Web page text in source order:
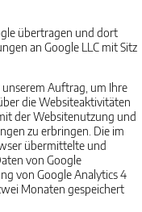
übertragen und dort
an Google LLC mit Sitz
Auftrag, um Ihre
die Websiteaktivitäten
der Websitenutzung und
zu erbringen. Die im
übermittelte und
von Google
von Google Analytics 4
Monaten gespeichert